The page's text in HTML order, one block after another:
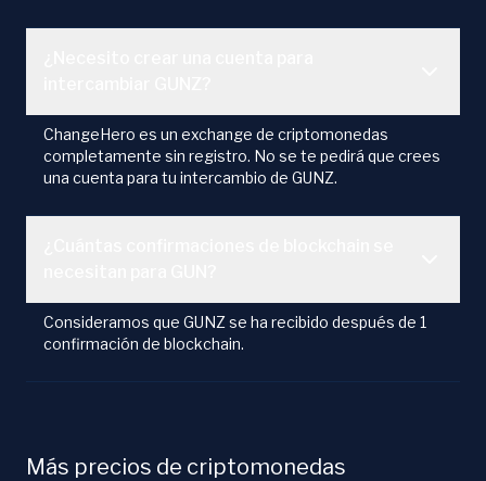
ChangeHero es un exchange de criptomonedas
completamente sin registro. No se te pedirá que crees
una cuenta para tu intercambio de GUNZ.
Consideramos que GUNZ se ha recibido después de 1
confirmación de blockchain.
Más precios de criptomonedas